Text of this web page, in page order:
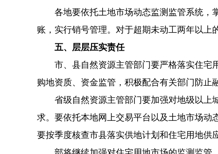
各地要依托土地市场动态监测监管系统，
账，实行销号管理。对于超期未动工两年以上
五、层层压实责任
市、县自然资源主管部门要严格落实住宅
购地资质、资金监管，积极配合有关部门防止
省级自然资源主管部门要加强对地级以上
求。要依托本地网上交易平台以及土地市场动
要按季度核查市县落实供地计划和住宅用地供